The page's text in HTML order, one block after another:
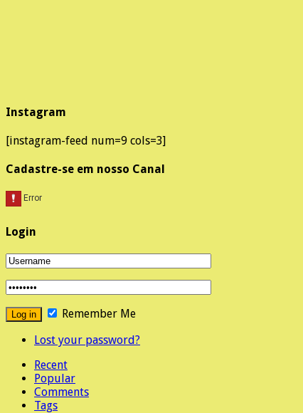
Instagram
[instagram-feed num=9 cols=3]
Cadastre-se em nosso Canal
Login
Remember Me
Lost your password?
Recent
Popular
Comments
Tags